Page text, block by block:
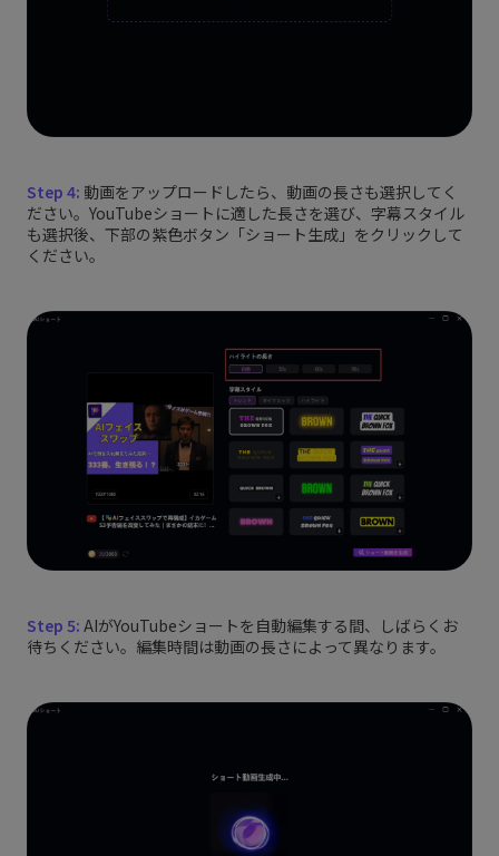
Step 4: 動画をアップロードしたら、動画の長さも選択してく
ださい。YouTubeショートに適した長さを選び、字幕スタイル
も選択後、下部の紫色ボタン「ショート生成」をクリックして
ください。
Step 5: AIがYouTubeショートを自動編集する間、しばらくお
待ちください。編集時間は動画の長さによって異なります。